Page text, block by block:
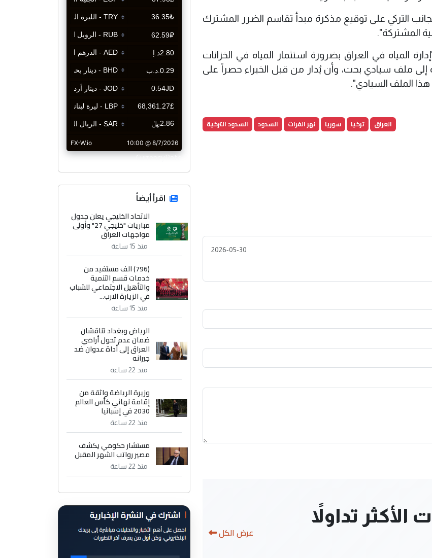
الجانب التركي على توقيع مذكرة مبدأ تقاسم الضرر المشترك
المشتركة".
المياه في العراق بضرورة استثمار المياه في الخزانات
إلى ملف سيادي بحت، وأن يُدار من قبل الخبراء حصراً على
الملف السيادي".
العراق تركيا سوريا نهر الفرات السدود السدود التركية
2026-05-30
تداولاً
عرض الكل
CurrencyRate
اقرأ أيضاً
الاتحاد الخليجي يعلن جدول
مباريات "خليجي 27" وأولى
مواجهات العراق
منذ 15 ساعة
(796) الف مستفيد من
خدمات قسم التنمية
والتأهيل الاجتماعي للشباب
في الزيارة الارب...
منذ 15 ساعة
الرياض وبغداد تناقشان
ضمان عدم تحول أراضي
العراق إلى أداة عدوان ضد
جيرانه
منذ 22 ساعة
وزيرة الرياضة واثقة من
إقامة نهائي كأس العالم
2030 في إسبانيا
منذ 22 ساعة
مستشار حكومي يكشف
مصير رواتب الشهر المقبل
منذ 22 ساعة